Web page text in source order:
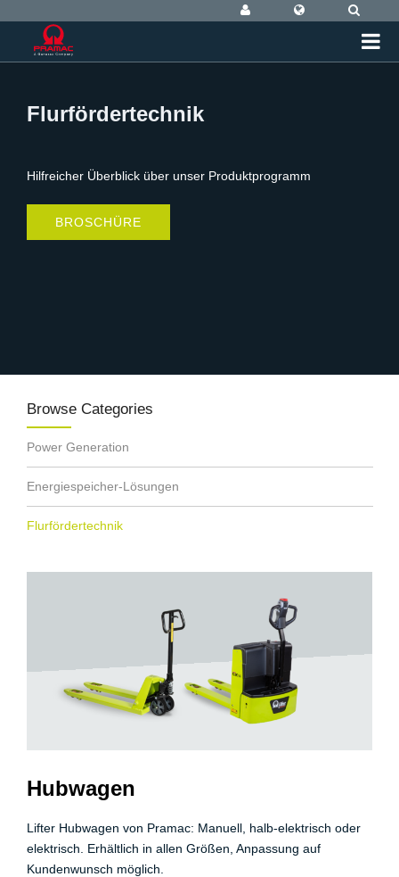
Flurfördertechnik
Hilfreicher Überblick über unser Produktprogramm
BROSCHÜRE
Browse Categories
Power Generation
Energiespeicher-Lösungen
Flurfördertechnik
Hubwagen
Lifter Hubwagen von Pramac: Manuell, halb-elektrisch oder
elektrisch. Erhältlich in allen Größen, Anpassung auf
Kundenwunsch möglich.